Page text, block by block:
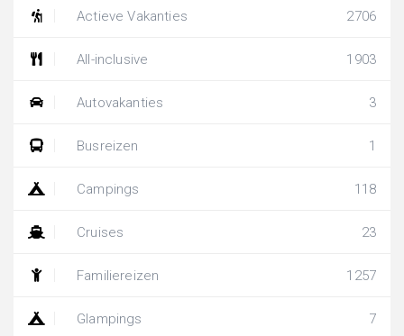
Actieve Vakanties 2706
All-inclusive 1903
Autovakanties 3
Busreizen 1
Campings 118
Cruises 23
Familiereizen 1257
Glampings 7